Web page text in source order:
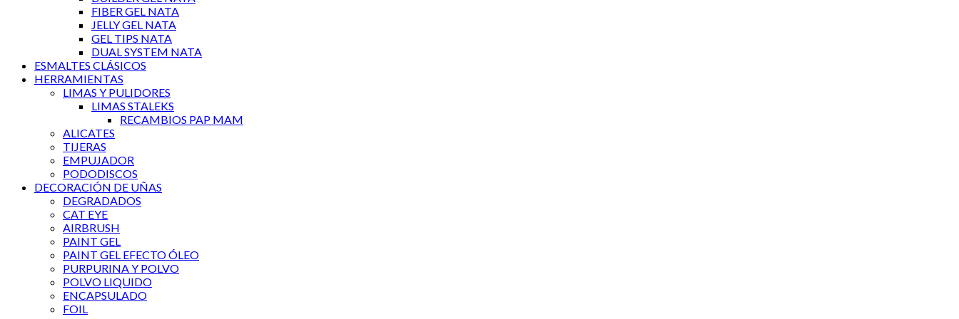
FIBER GEL NATA
JELLY GEL NATA
GEL TIPS NATA
DUAL SYSTEM NATA
ESMALTES CLÁSICOS
HERRAMIENTAS
LIMAS Y PULIDORES
LIMAS STALEKS
RECAMBIOS PAP MAM
ALICATES
TIJERAS
EMPUJADOR
PODODISCOS
DECORACIÓN DE UÑAS
DEGRADADOS
CAT EYE
AIRBRUSH
PAINT GEL
PAINT GEL EFECTO ÓLEO
PURPURINA Y POLVO
POLVO LIQUIDO
ENCAPSULADO
FOIL